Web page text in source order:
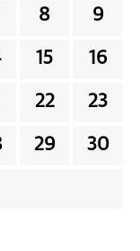
8 9
15 16
22 23
29 30